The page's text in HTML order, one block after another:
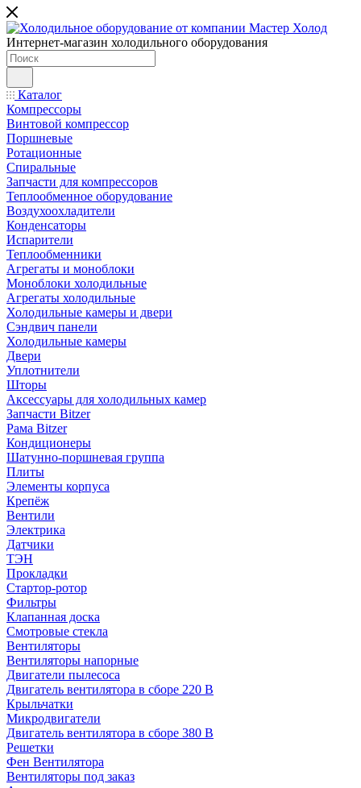
Интернет-магазин холодильного оборудования
Каталог
Компрессоры
Винтовой компрессор
Поршневые
Ротационные
Спиральные
Запчасти для компрессоров
Теплообменное оборудование
Воздухоохладители
Конденсаторы
Испарители
Теплообменники
Агрегаты и моноблоки
Моноблоки холодильные
Агрегаты холодильные
Холодильные камеры и двери
Сэндвич панели
Холодильные камеры
Двери
Уплотнители
Шторы
Аксессуары для холодильных камер
Запчасти Bitzer
Рама Bitzer
Кондиционеры
Шатунно-поршневая группа
Плиты
Элементы корпуса
Крепёж
Вентили
Электрика
Датчики
ТЭН
Прокладки
Стартор-ротор
Фильтры
Клапанная доска
Смотровые стекла
Вентиляторы
Вентиляторы напорные
Двигатели пылесоса
Двигатель вентилятора в сборе 220 В
Крыльчатки
Микродвигатели
Двигатель вентилятора в сборе 380 В
Решетки
Фен Вентилятора
Вентиляторы под заказ